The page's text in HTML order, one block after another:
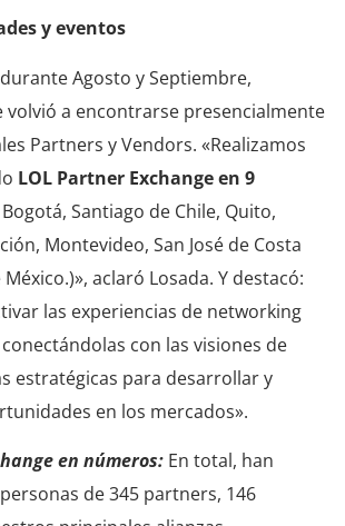
y eventos
Agosto y Septiembre,
volvió a encontrarse presencialmente
Partners y Vendors. «Realizamos
LOL Partner Exchange en 9
Santiago de Chile, Quito,
Montevideo, San José de Costa
aclaró Losada. Y destacó:
las experiencias de networking
con las visiones de
estratégicas para desarrollar y
en los mercados».
en números: En total, han
de 345 partners, 146